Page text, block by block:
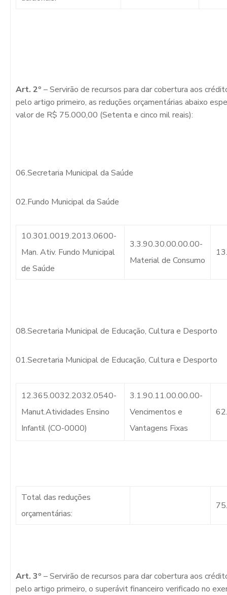
Art. 2º – Servirão de recursos para dar cobertura aos
pelo artigo primeiro, as reduções orçamentárias abaixo
valor de R$ 75.000,00 (Setenta e cinco mil reais):
06.Secretaria Municipal da Saúde
02.Fundo Municipal da Saúde
10.301.0019.2013.0600-
Man. Ativ. Fundo Municipal
de Saúde
3.3.90.30.00.00.00-
Material de Consumo
08.Secretaria Municipal de Educação, Cultura e Desporto
01.Secretaria Municipal de Educação, Cultura e Desporto
12.365.0032.2032.0540-
Manut.Atividades Ensino
Infantil (CO-0000)
3.1.90.11.00.00.00-
Vencimentos e
Vantagens Fixas
Total das reduções
orçamentárias:
Art. 3º – Servirão de recursos para dar cobertura aos
pelo artigo primeiro, o superávit financeiro verificado no